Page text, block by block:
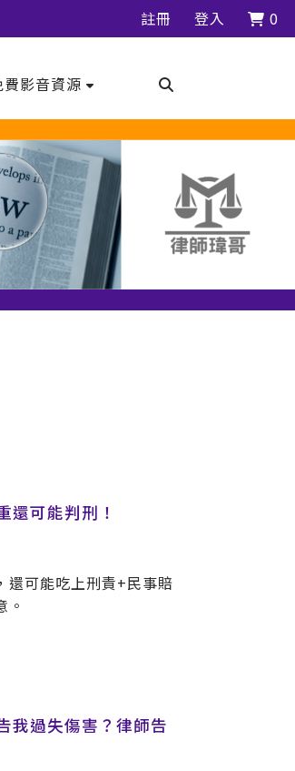
註冊 登入 0
費影音資源
還可能判刑！
還可能吃上刑責+民事賠
。
我過失傷害？律師告